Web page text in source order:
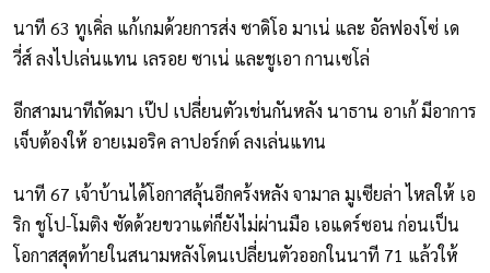
นาที 63 ทูเคิ่ล แก้เกมด้วยการส่ง ซาดิโอ มาเน่ และ อัลฟองโซ่ เด
วี่ส์ ลงไปเล่นแทน เลรอย ซาเน่ และชูเอา กานเซโล่
อีกสามนาทีถัดมา เป๊ป เปลี่ยนตัวเช่นกันหลัง นาธาน อาเก้ มีอาการ
เจ็บต้องให้ อายเมอริค ลาปอร์กต์ ลงเล่นแทน
นาที 67 เจ้าบ้านได้โอกาสลุ้นอีกคร้งหลัง จามาล มูเซียล่า ไหลให้ เอ
ริก ชูโป-โมติง ซัดด้วยขวาแต่ก็ยังไม่ผ่านมือ เอแดร์ซอน ก่อนเป็น
โอกาสสุดท้ายในสนามหลังโดนเปลี่ยนตัวออกในนาที 71 แล้วให้